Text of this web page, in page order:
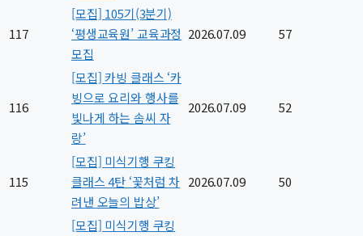
117
[모집] 105기(3분기)
‘평생교육원’ 교육과정
모집
2026.07.09 57
116
[모집] 카빙 클래스 ‘카
빙으로 요리와 행사를
빛나게 하는 솜씨 자
랑’
2026.07.09 52
115
[모집] 미식기행 쿠킹
클래스 4탄 ‘꽃처럼 차
려낸 오늘의 밥상’
2026.07.09 50
[모집] 미식기행 쿠킹